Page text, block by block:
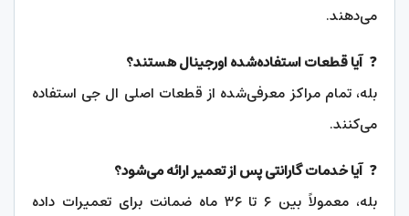
می‌دهند.
❓آیا قطعات استفاده‌شده اورجینال هستند؟
بله، تمام مراکز معرفی‌شده از قطعات اصلی ال جی استفاده
می‌کنند.
❓آیا خدمات گارانتی پس از تعمیر ارائه می‌شود؟
بله، معمولاً بین ۶ تا ۳۶ ماه ضمانت برای تعمیرات داده